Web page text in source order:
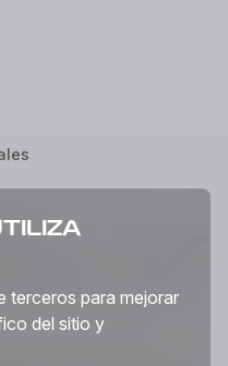
terceros para mejorar
del sitio y